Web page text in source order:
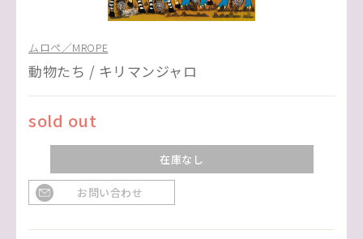
ムロペ／MROPE
動物たち / キリマンジャロ
sold out
在庫なし
お問い合わせ